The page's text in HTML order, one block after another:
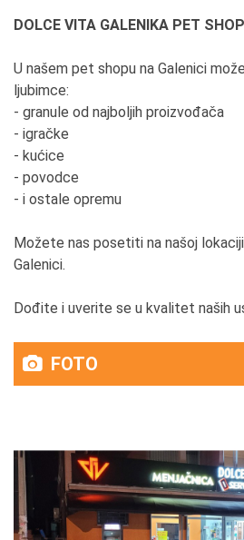
DOLCE VITA GALENIKA PET SHOP
U našem pet shopu na Galenici
ljubimce:
- granule od najboljih proizvođača
- igračke
- kućice
- povodce
- i ostale opremu
Možete nas posetiti na našoj
Galenici.
Dođite i uverite se u kvalitet naših
FOTO